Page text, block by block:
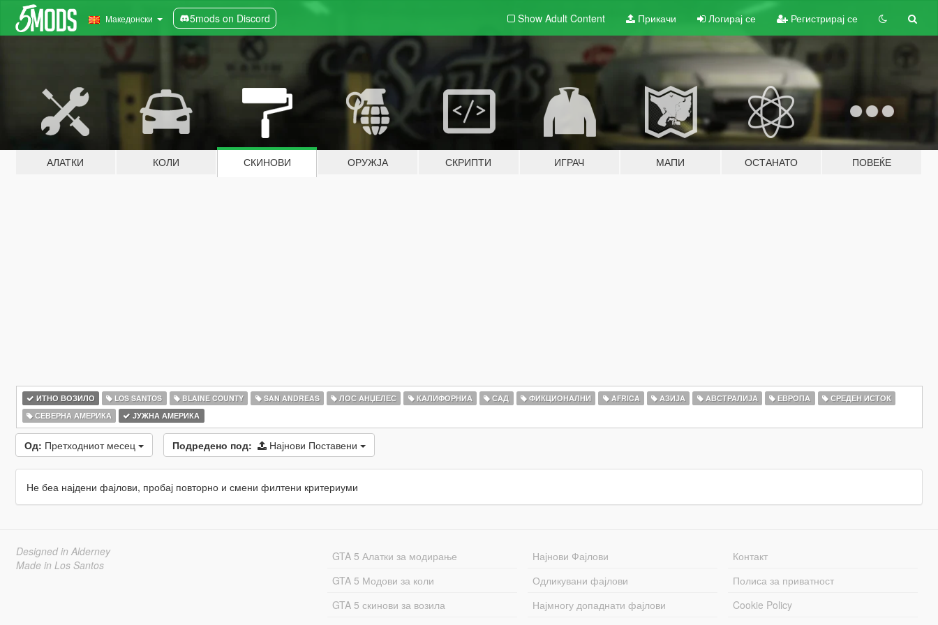
Македонски 5mods on Discord Show Adult Content Прикачи Логирај се Регистрирај се
АЛАТКИ КОЛИ СКИНОВИ ОРУЖЈА СКРИПТИ ИГРАЧ МАПИ ОСТАНАТО ПОВЕЌЕ
ИТНО ВОЗИЛО LOS SANTOS BLAINE COUNTY SAN ANDREAS ЛОС АНЏЕЛЕС КАЛИФОРНИА САД ФИКЦИОНАЛНИ AFRICA АЗИЈА АВСТРАЛИЈА ЕВРОПА
СРЕДЕН ИСТОК
СЕВЕРНА АМЕРИКА
ЈУЖНА АМЕРИКА
Од: Претходниот месец Подредено под: Најнови Поставени
Не беа најдени фајлови, пробај повторно и смени филтени критериуми
Designed in Alderney
Made in Los Santos
GTA 5 Алатки за модирање
GTA 5 Модови за коли
GTA 5 скинови за возила
Најнови Фајлови
Одликувани фајлови
Најмногу допаднати фајлови
Контакт
Полиса за приватност
Cookie Policy